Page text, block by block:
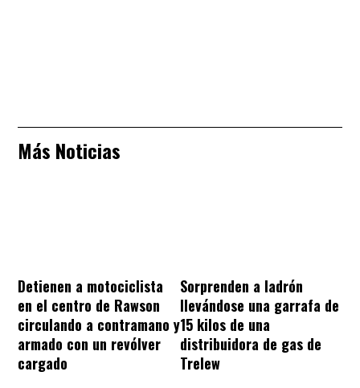
Más Noticias
Detienen a motociclista
en el centro de Rawson
circulando a contramano y
armado con un revólver
cargado
Sorprenden a ladrón
llevándose una garrafa de
15 kilos de una
distribuidora de gas de
Trelew